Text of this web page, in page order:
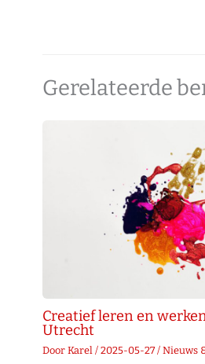
Gerelateerde
Creatief leren en
Utrecht
DoorKarel/2025-05-27/Nieuws